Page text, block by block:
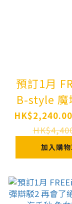
預訂1月 FREEing
B-style 魔域幽靈
莫莉卡 兔
Series
Bunny
Complete
Pre-
加入購